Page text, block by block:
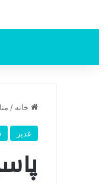
خانه /
غدیر